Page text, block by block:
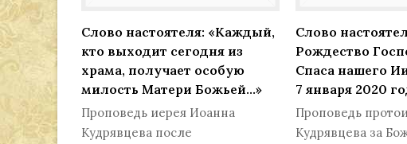
Слово настоятеля: «Каждый,
кто выходит сегодня из
храма, получает особую
милость Матери Божьей…»
Проповедь иерея Иоанна
Кудрявцева после
Слово
Рождество
Спаса нашего
7 января 2020
Проповедь
Кудрявцева за